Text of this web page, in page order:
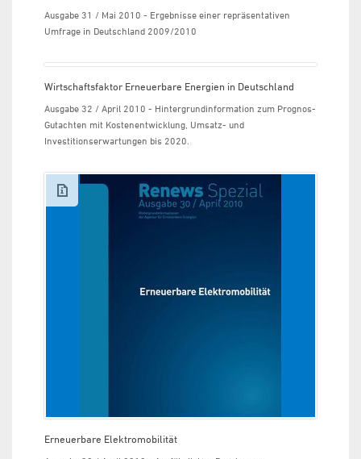
Ausgabe 31 / Mai 2010 - Ergebnisse einer repräsentativen
Umfrage in Deutschland 2009/2010
Wirtschaftsfaktor Erneuerbare Energien in Deutschland
Ausgabe 32 / April 2010 - Hintergrundinformation zum Prognos-
Gutachten mit Kostenentwicklung, Umsatz- und
Investitionserwartungen bis 2020.
Erneuerbare Elektromobilität